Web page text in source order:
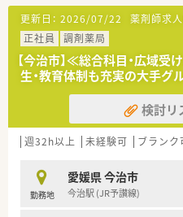
【募集背景と求める人物像に
■2026年2月の新規開局に
意欲重視で急募しております
■薬剤師としての知識だけ
きる、人間味のある魅力的
■調剤の実務経験は不問で
も、周囲のサポートを受け
【法人特徴について】
■愛媛県内の松山市や今治
■従業員の満足度向上を第
定するなど、社員への還元
■地域の健康を支える調剤
更新日： 2026/07/22 薬剤師求人
正社員
調剤薬局
【今治市】≪総合科目・広域
生・教育体制も充実の大手グ
検討リ
週32h以上 未経験可 ブランク
勤務地
愛媛県 今治市
今治駅 (JR予讃線)